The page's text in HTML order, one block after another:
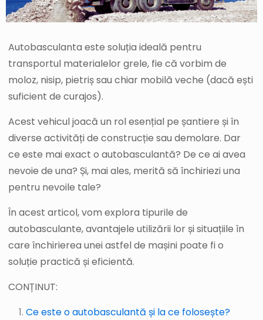
Autobasculanta este soluția ideală pentru
transportul materialelor grele, fie că vorbim de
moloz, nisip, pietriș sau chiar mobilă veche (dacă ești
suficient de curajos).
Acest vehicul joacă un rol esențial pe șantiere și în
diverse activități de construcție sau demolare. Dar
ce este mai exact o autobasculantă? De ce ai avea
nevoie de una? Și, mai ales, merită să închiriezi una
pentru nevoile tale?
În acest articol, vom explora tipurile de
autobasculante, avantajele utilizării lor și situațiile în
care închirierea unei astfel de mașini poate fi o
soluție practică și eficientă.
CONȚINUT:
Ce este o autobasculantă și la ce folosește?